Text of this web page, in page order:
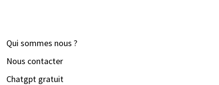
Qui sommes nous ?
Nous contacter
Chatgpt gratuit